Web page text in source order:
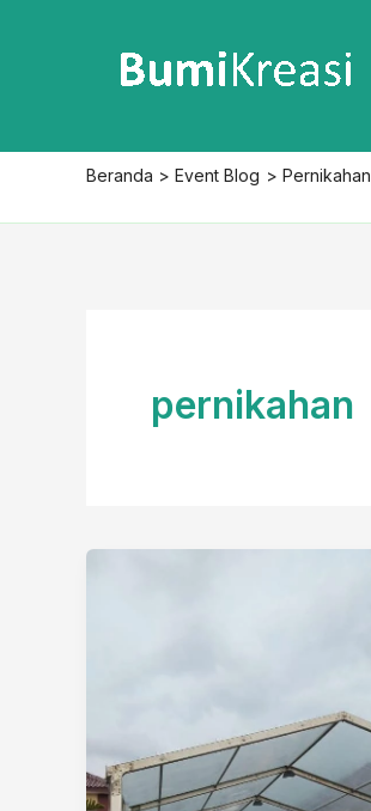
Beranda Event Blog Pernikahan
pernikahan